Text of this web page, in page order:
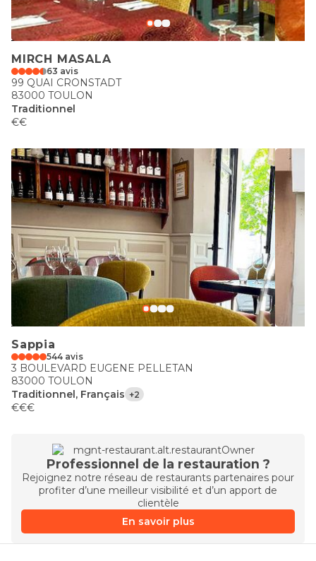
MIRCH MASALA
63 avis
99 QUAI CRONSTADT
83000 TOULON
Traditionnel
€€
Sappia
544 avis
3 BOULEVARD EUGENE PELLETAN
83000 TOULON
Traditionnel, Français +2
€€€
Professionnel de la restauration ?
Rejoignez notre réseau de restaurants partenaires pour
profiter d’une meilleur visibilité et d’un apport de
clientèle
En savoir plus